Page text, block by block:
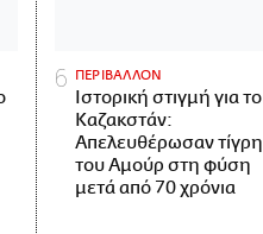
ΠΕΡΙΒΑΛΛΟΝ
Ιστορική στιγμή για το
Καζακστάν:
Απελευθέρωσαν τίγρη
του Αμούρ στη φύση
μετά από 70 χρόνια